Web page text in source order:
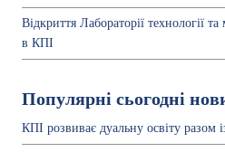
Відкриття Лабораторії технології
в КПІ
Популярні сьогодні
КПІ розвиває дуальну освіту разом